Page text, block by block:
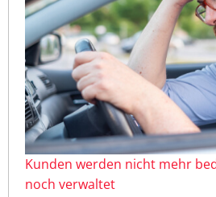
Kunden werden nicht mehr
noch verwaltet